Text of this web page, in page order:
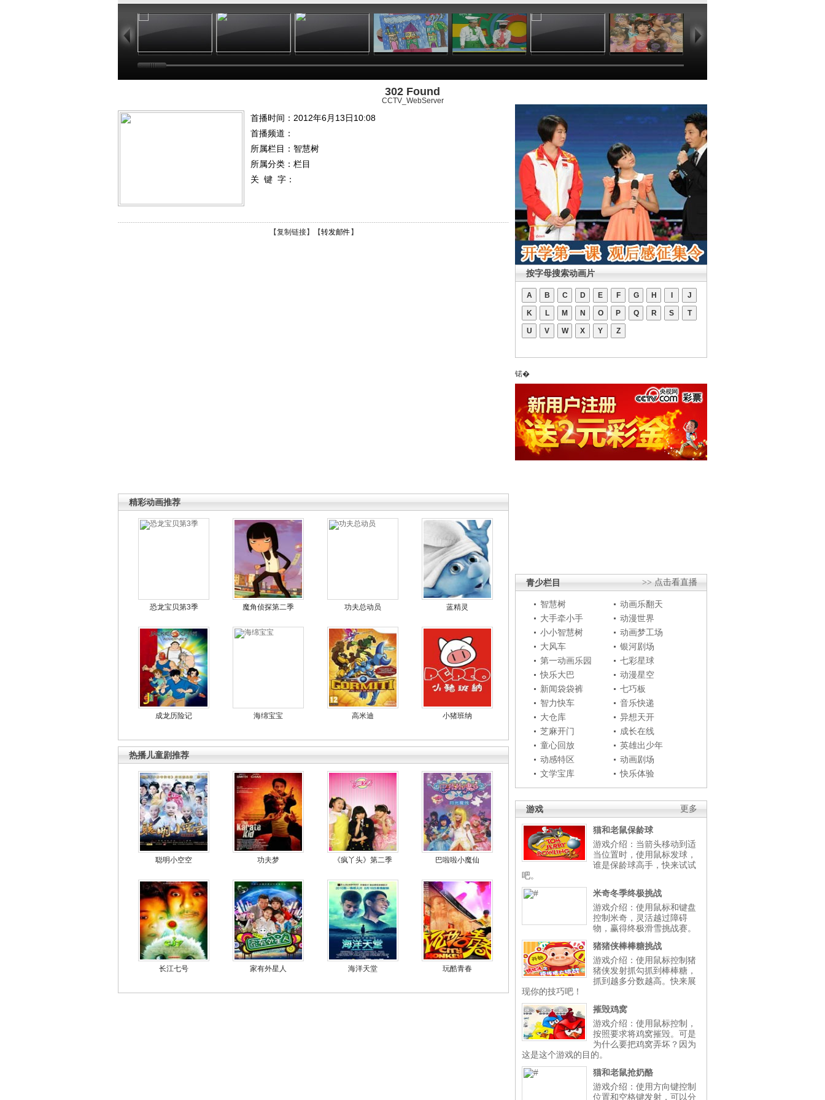
02:33 02:17 01:49 02:34 10:13 04:59 02:18
302 Found
CCTV_WebServer
首播时间：2012年6月13日10:08
首播频道：
所属栏目： 智慧树
所属分类：栏目
关 键 字：
【复制链接】【转发邮件 】
精彩动画推荐
恐龙宝贝第3季 魔角侦探第二季 功夫总动员 蓝精灵
成龙历险记 海绵宝宝 高米迪 小猪班纳
热播儿童剧推荐
聪明小空空 功夫梦 《疯丫头》第二季 巴啦啦小魔仙
长江七号 家有外星人 海洋天堂 玩酷青春
按字母搜索动画片
A B C D E F G H J
K L M N O P Q R S T
U V W X Y Z
锘�
>> 点击看直播
青少栏目
智慧树
动画乐翻天
大手牵小手
动漫世界
小小智慧树
动画梦工场
大风车
银河剧场
第一动画乐园
七彩星球
快乐大巴
动漫星空
新闻袋袋裤
七巧板
智力快车
音乐快递
大仓库
异想天开
芝麻开门
成长在线
童心回放
英雄出少年
动感特区
动画剧场
文学宝库
快乐体验
更多
游戏
猫和老鼠保龄球
游戏介绍：当箭头移动到适
当位置时，使用鼠标发球，
谁是保龄球高手，快来试试
吧。
米奇冬季终极挑战
游戏介绍：使用鼠标和键盘
控制米奇，灵活越过障碍
物，赢得终极滑雪挑战赛。
猪猪侠棒棒糖挑战
游戏介绍：使用鼠标控制猪
猪侠发射抓勾抓到棒棒糖，
抓到越多分数越高。快来展
现你的技巧吧！
摧毁鸡窝
游戏介绍：使用鼠标控制，
按照要求将鸡窝摧毁。可是
为什么要把鸡窝弄坏？因为
这是这个游戏的目的。
猫和老鼠抢奶酪
游戏介绍：使用方向键控制
位置和空格键发射，可以分